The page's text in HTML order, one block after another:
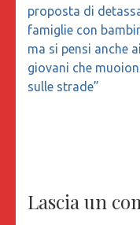
proposta di
famiglie con
ma si pensi anche ai
giovani che
sulle strade”
Lascia un